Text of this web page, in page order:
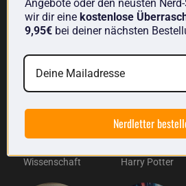
Entdecke weitere nerdige
Wissenschaft Harry Potter
Angebote oder den neusten
wir dir eine kostenlose
9,95€ bei deiner nächsten
Nerdletter